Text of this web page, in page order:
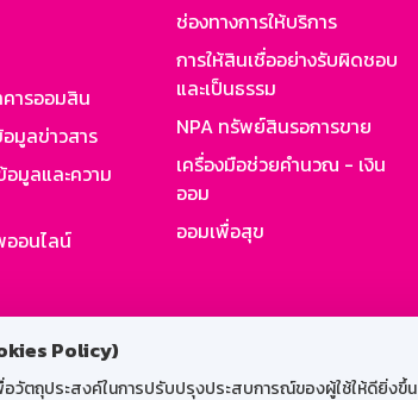
Policy)
อวัตถุประสงค์ในการปรับปรุงประสบการณ์ของผู้ใช้ให้ดียิ่งขึ้
ารออมสิน
มูลข่าวสาร
อมูลและความ
อนไลน์
ช่องทางการให้บริการ
การให้สินเชื่ออย่างรับผิดชอบ
และเป็นธรรม
NPA ทรัพย์สินรอการขาย
เครื่องมือช่วยคำนวณ - เงิน
ออม
ออมเพื่อสุข